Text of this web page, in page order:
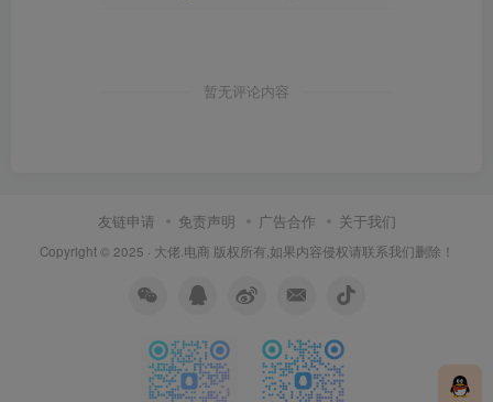
暂无评论内容
友链申请 免责声明 广告合作 关于我们
Copyright © 2025 · 大佬.电商 版权所有,如果内容侵权请联系我们删除！